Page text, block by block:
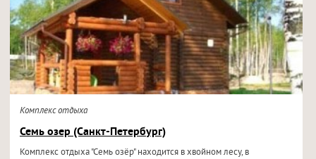
Комплекс отдыха
Семь озер (Санкт-Петербург)
Комплекс отдыха "Семь озёр" находится в хвойном лесу, в